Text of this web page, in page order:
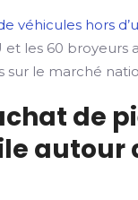
véhicules hors
les 60 broyeurs
sur le marché
de
autour